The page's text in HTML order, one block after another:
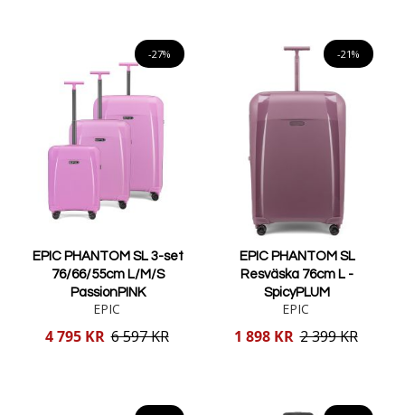
-27%
EPIC PHANTOM SL 3-set
76/66/55cm L/M/S
PassionPINK
EPIC
Reducerat
4 795 KR 6 597 KR
-21%
EPIC PHANTOM SL
Resväska 76cm L -
SpicyPLUM
EPIC
Reducerat
1 898 KR 2 399 KR